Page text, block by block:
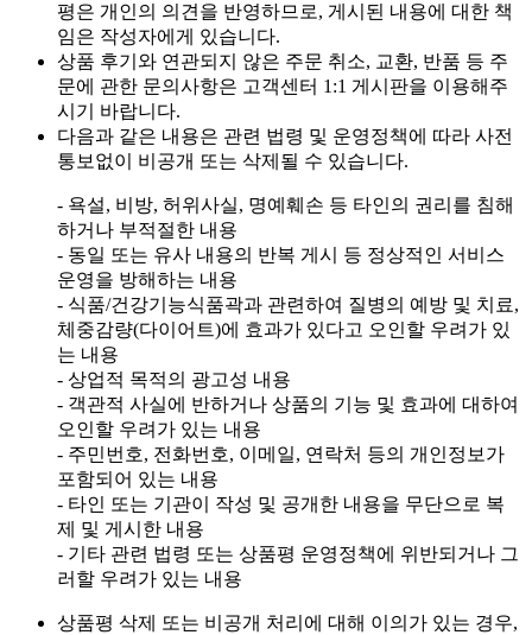
평은 개인의 의견을 반영하므로, 게시된 내용에 대한 책
임은 작성자에게 있습니다.
상품 후기와 연관되지 않은 주문 취소, 교환, 반품 등 주
문에 관한 문의사항은 고객센터 1:1 게시판을 이용해주
시기 바랍니다.
다음과 같은 내용은 관련 법령 및 운영정책에 따라 사전
통보없이 비공개 또는 삭제될 수 있습니다.
- 욕설, 비방, 허위사실, 명예훼손 등 타인의 권리를 침해
하거나 부적절한 내용
- 동일 또는 유사 내용의 반복 게시 등 정상적인 서비스
운영을 방해하는 내용
- 식품/건강기능식품곽과 관련하여 질병의 예방 및 치료,
체중감량(다이어트)에 효과가 있다고 오인할 우려가 있
는 내용
- 상업적 목적의 광고성 내용
- 객관적 사실에 반하거나 상품의 기능 및 효과에 대하여
오인할 우려가 있는 내용
- 주민번호, 전화번호, 이메일, 연락처 등의 개인정보가
포함되어 있는 내용
- 타인 또는 기관이 작성 및 공개한 내용을 무단으로 복
제 및 게시한 내용
- 기타 관련 법령 또는 상품평 운영정책에 위반되거나 그
러할 우려가 있는 내용
상품평 삭제 또는 비공개 처리에 대해 이의가 있는 경우,